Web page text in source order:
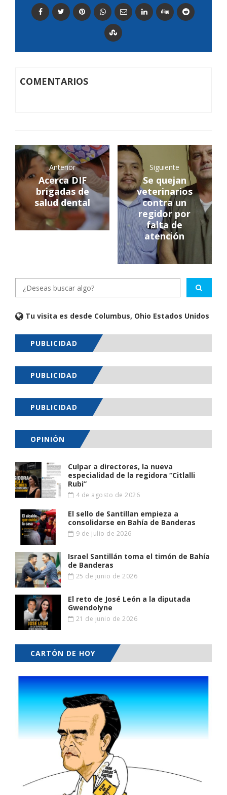
COMENTARIOS
Anterior
Acerca DIF
brigadas de
salud dental
Siguiente
Se quejan
veterinarios
contra un
regidor por
falta de
atención
Tu visita es desde Columbus, Ohio Estados Unidos
PUBLICIDAD
PUBLICIDAD
PUBLICIDAD
OPINIÓN
Culpar a directores, la nueva
especialidad de la regidora “Citlalli
Rubi”
4 de agosto de 2026
El sello de Santillan empieza a
consolidarse en Bahía de Banderas
9 de julio de 2026
Israel Santillán toma el timón de Bahía
de Banderas
25 de junio de 2026
El reto de José León a la diputada
Gwendolyne
21 de junio de 2026
CARTÓN DE HOY